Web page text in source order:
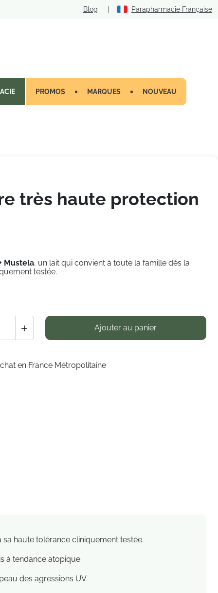
Blog | Parapharmacie Française
PROMOS MARQUES NOUVEAU
très haute protection
Mustela, un lait qui convient à toute la famille dès la
testée.
 Ajouter au panier
en France Métropolitaine
haute tolérance cliniquement testée.
à tendance atopique.
des agressions UV.